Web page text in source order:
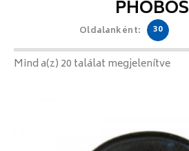
PHOBOS
Oldalanként: 30
Mind a(z) 20 találat megjelenítve